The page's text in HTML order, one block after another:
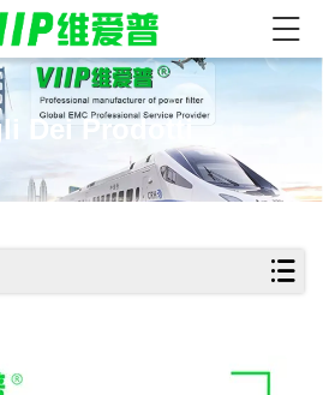
Dei Prodotti